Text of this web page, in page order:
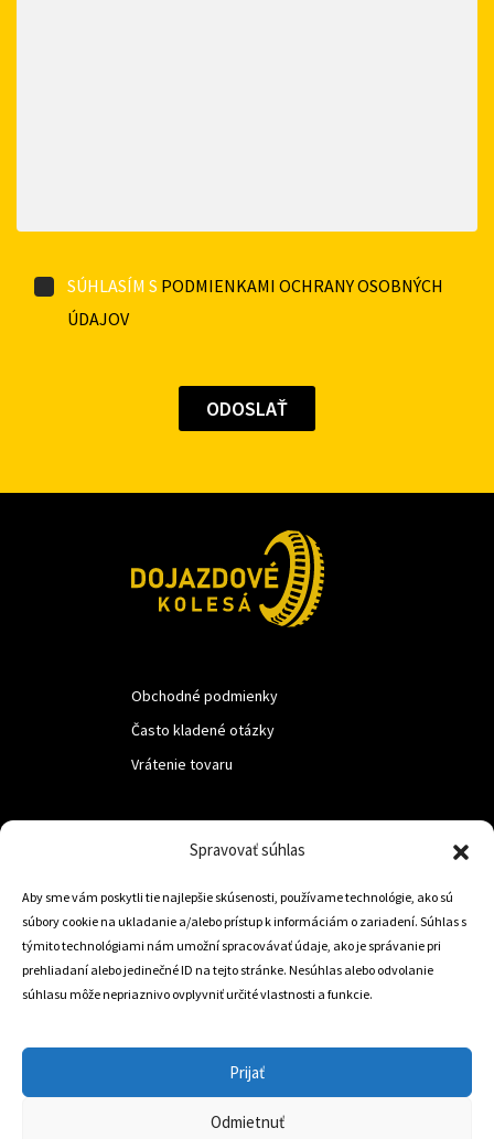
Spravovať súhlas
Aby sme vám poskytli tie najlepšie skúsenosti, používame technológie, ako sú
súbory cookie na ukladanie a/alebo prístup k informáciám o zariadení. Súhlas s
týmito technológiami nám umožní spracovávať údaje, ako je správanie pri
prehliadaní alebo jedinečné ID na tejto stránke. Nesúhlas alebo odvolanie
súhlasu môže nepriaznivo ovplyvniť určité vlastnosti a funkcie.
Prijať
Odmietnuť
SÚHLASÍM S PODMIENKAMI OCHRANY OSOBNÝCH
ÚDAJOV
Obchodné podmienky
Často kladené otázky
Vrátenie tovaru
Trstená 02801
+421 905 806 234
Český Eshop